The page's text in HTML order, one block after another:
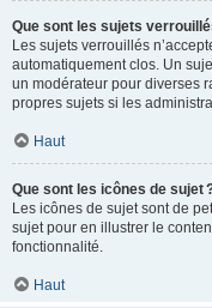
Que sont les sujets
Les sujets verrouillés
automatiquement clos. Un
un modérateur pour diverses
propres sujets si les
Haut
Que sont les icônes de sujet
Les icônes de sujet sont de
sujet pour en illustrer le
fonctionnalité.
Haut